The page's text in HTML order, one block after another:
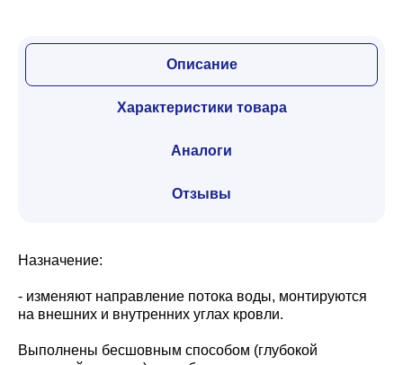
Описание
Характеристики товара
Аналоги
Отзывы
Назначение:
- изменяют направление потока воды, монтируются
на внешних и внутренних углах кровли.
Выполнены бесшовным способом (глубокой